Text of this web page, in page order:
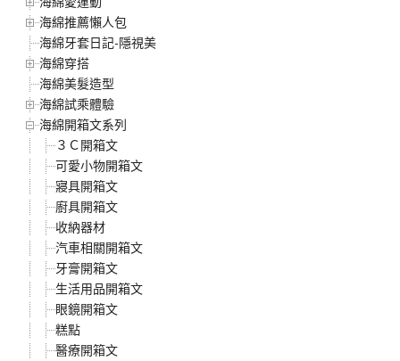
海綿推薦懶人包
海綿牙套日記-隱視美
海綿穿搭
海綿美髮造型
海綿試乘體驗
海綿開箱文系列
３Ｃ開箱文
可愛小物開箱文
寢具開箱文
廚具開箱文
收納器材
汽車相關開箱文
牙膏開箱文
生活用品開箱文
眼鏡開箱文
糕點
醫療開箱文